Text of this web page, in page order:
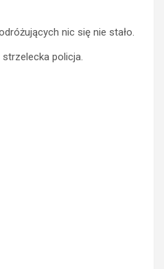
nic się nie stało.
policja.